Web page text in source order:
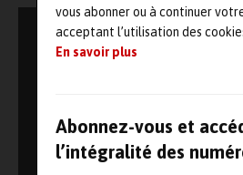
vous abonner ou à continuer
acceptant l’utilisation des
En savoir plus
Abonnez-vous et
l’intégralité des